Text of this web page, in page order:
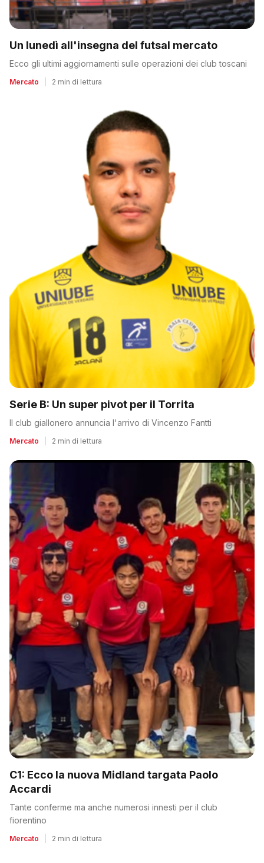
Un lunedì all'insegna del futsal mercato
Ecco gli ultimi aggiornamenti sulle operazioni dei club toscani
Mercato 2 min di lettura
Serie B: Un super pivot per il Torrita
Il club giallonero annuncia l'arrivo di Vincenzo Fantti
Mercato 2 min di lettura
C1: Ecco la nuova Midland targata Paolo
Accardi
Tante conferme ma anche numerosi innesti per il club
fiorentino
Mercato 2 min di lettura